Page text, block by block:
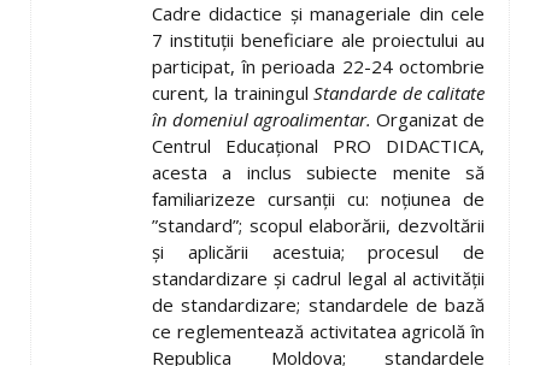
Cadre didactice şi manageriale din cele
7 instituţii beneficiare ale proiectului au
participat, în perioada 22-24 octombrie
curent, la trainingulStandarde de calitate
în domeniul agroalimentar. Organizat de
Centrul Educaţional PRO DIDACTICA,
acesta a inclus subiecte menite să
familiarizeze cursanţii cu: noţiunea de
”standard”; scopul elaborării, dezvoltării
şi aplicării acestuia; procesul de
standardizare şi cadrul legal al activităţii
de standardizare; standardele de bază
ce reglementează activitatea agricolă în
Republica Moldova; standardele